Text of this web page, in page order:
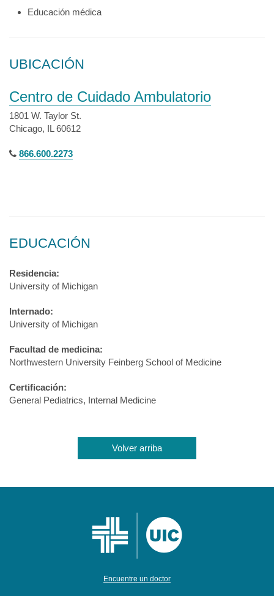
Educación médica
UBICACIÓN
Centro de Cuidado Ambulatorio
1801 W. Taylor St.
Chicago, IL 60612
866.600.2273
EDUCACIÓN
Residencia:
University of Michigan
Internado:
University of Michigan
Facultad de medicina:
Northwestern University Feinberg School of Medicine
Certificación:
General Pediatrics, Internal Medicine
Volver arriba
Encuentre un doctor